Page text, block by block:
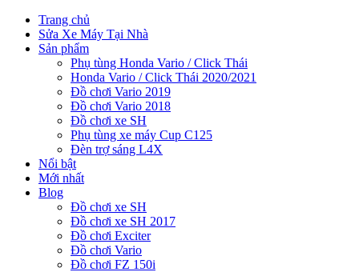
Trang chủ
Sửa Xe Máy Tại Nhà
Sản phẩm
Phụ tùng Honda Vario / Click Thái
Honda Vario / Click Thái 2020/2021
Đồ chơi Vario 2019
Đồ chơi Vario 2018
Đồ chơi xe SH
Phụ tùng xe máy Cup C125
Đèn trợ sáng L4X
Nổi bật
Mới nhất
Blog
Đồ chơi xe SH
Đồ chơi xe SH 2017
Đồ chơi Exciter
Đồ chơi Vario
Đồ chơi FZ 150i